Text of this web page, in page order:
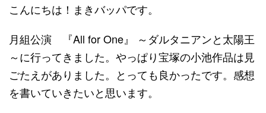
こんにちは！まきバッパです。
月組公演 『All for One』 ～ダルタニアンと太陽王
～に行ってきました。やっぱり宝塚の小池作品は見
ごたえがありました。とっても良かったです。感想
を書いていきたいと思います。